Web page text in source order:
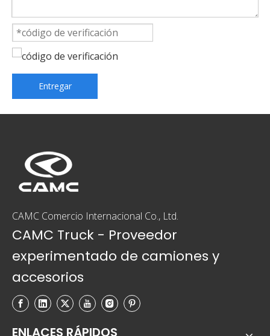
Entregar
CAMC Comercio Internacional Co., Ltd.
CAMC Truck - Proveedor
experimentado de camiones y
accesorios
ENLACES RÁPIDOS